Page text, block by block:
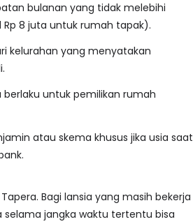
bulanan yang tidak melebihi
8 juta untuk rumah tapak).
kelurahan yang menyatakan
berlaku untuk pemilikan rumah
atau skema khusus jika usia saat
Bagi lansia yang masih bekerja
jangka waktu tertentu bisa